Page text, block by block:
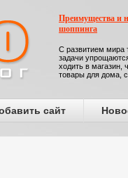
Преимущества и
шоппинга
С развитием мира
задачи
ходить в магазин,
товары для дома,
сайт